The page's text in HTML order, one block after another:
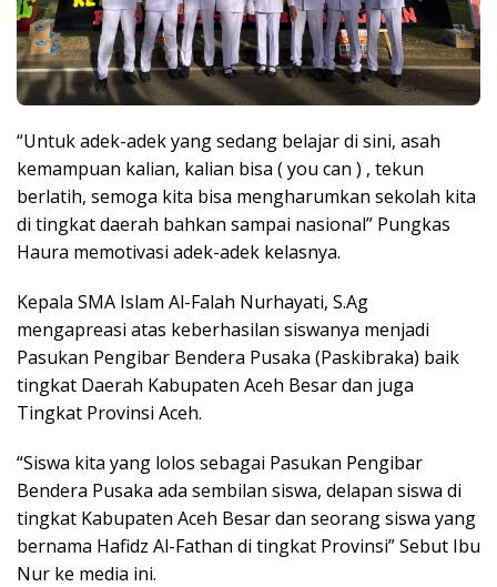
“Untuk adek-adek yang sedang belajar di sini, asah
kemampuan kalian, kalian bisa ( you can ) , tekun
berlatih, semoga kita bisa mengharumkan sekolah kita
di tingkat daerah bahkan sampai nasional” Pungkas
Haura memotivasi adek-adek kelasnya.
Kepala SMA Islam Al-Falah Nurhayati, S.Ag
mengapreasi atas keberhasilan siswanya menjadi
Pasukan Pengibar Bendera Pusaka (Paskibraka) baik
tingkat Daerah Kabupaten Aceh Besar dan juga
Tingkat Provinsi Aceh.
“Siswa kita yang lolos sebagai Pasukan Pengibar
Bendera Pusaka ada sembilan siswa, delapan siswa di
tingkat Kabupaten Aceh Besar dan seorang siswa yang
bernama Hafidz Al-Fathan di tingkat Provinsi” Sebut Ibu
Nur ke media ini.